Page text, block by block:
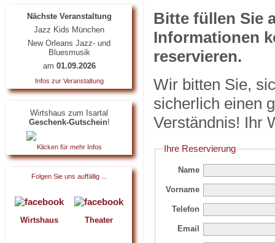
Kontakt
Nächste Veranstaltung
Jazz Kids München
New Orleans Jazz- und
Bluesmusik
am 01.09.2026
Infos zur Veranstaltung
Wirtshaus zum Isartal
Geschenk-Gutschein!
Klicken für mehr Infos
Folgen Sie uns auffällig ...
Wirtshaus Theater
Bitte füllen Sie
Informationen
reservieren.
Wir bitten Sie,
sicherlich einen
Verständnis! Ihr
Ihre Reservierung
Name
Vorname
Telefon
Email